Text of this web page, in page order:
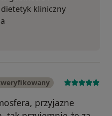
kliniczny
przyjazne